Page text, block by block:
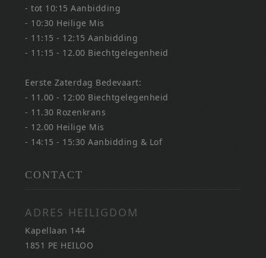
- tot 10:15 Aanbidding
- 10:30 Heilige Mis
- 11:15 - 12:15 Aanbidding
- 11:15 - 12.00 Biechtgelegenheid
Eerste Zaterdag Bedevaart:
- 11.00 - 12:00 Biechtgelegenheid
- 11.30 Rozenkrans
- 12.00 Heilige Mis
- 14:15 - 15:30 Aanbidding & Lof
CONTACT
ADRES HEILIGDOM
Kapellaan 144
1851 PE HEILOO